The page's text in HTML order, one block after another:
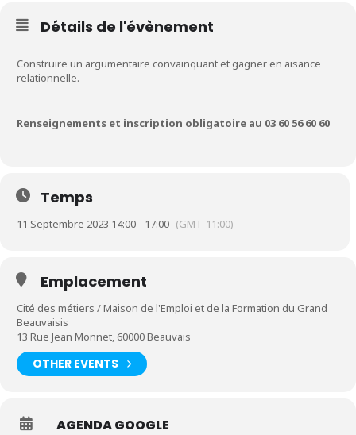
Détails de l'évènement
Construire un argumentaire convainquant et gagner en aisance
relationnelle.
Renseignements et inscription obligatoire au 03 60 56 60 60
Temps
11 Septembre 2023 14:00 - 17:00 (GMT-11:00)
Emplacement
Cité des métiers / Maison de l'Emploi et de la Formation du Grand
Beauvaisis
13 Rue Jean Monnet, 60000 Beauvais
OTHER EVENTS
AGENDA GOOGLE